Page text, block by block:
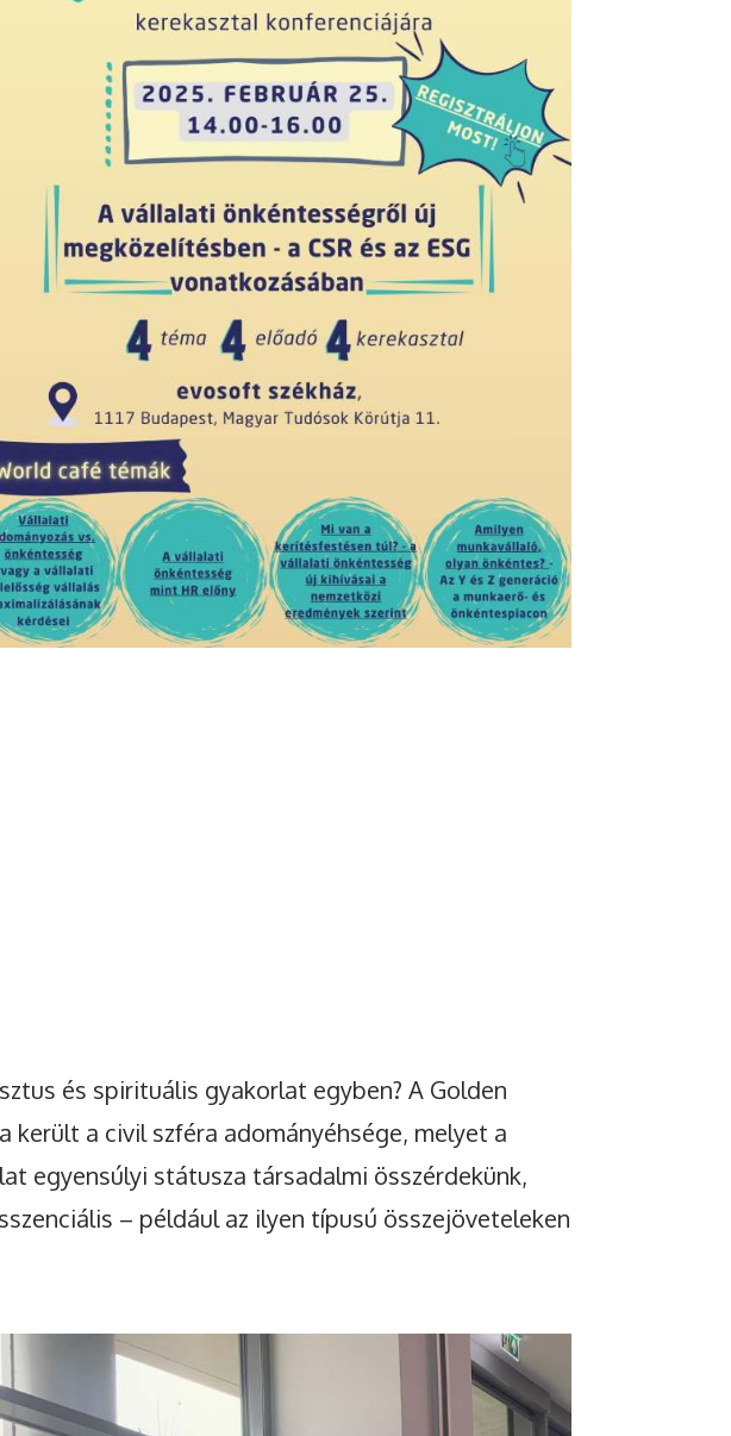
és spirituális gyakorlat egyben? A Golden
került a civil szféra adományéhsége, melyet a
egyensúlyi státusza társadalmi összérdekünk,
– például az ilyen típusú összejöveteleken
Pinterest LinkedIn